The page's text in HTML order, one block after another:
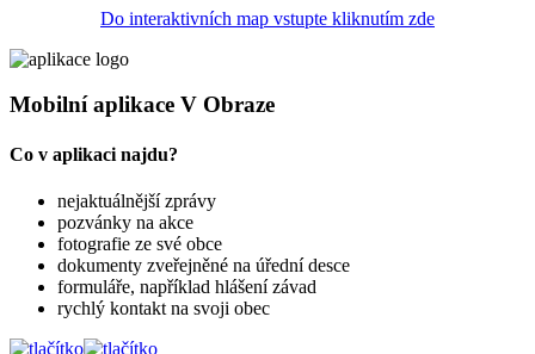
Do interaktivních map vstupte kliknutím zde
Mobilní aplikace V Obraze
Co v aplikaci najdu?
nejaktuálnější zprávy
pozvánky na akce
fotografie ze své obce
dokumenty zveřejněné na úřední desce
formuláře, například hlášení závad
rychlý kontakt na svoji obec